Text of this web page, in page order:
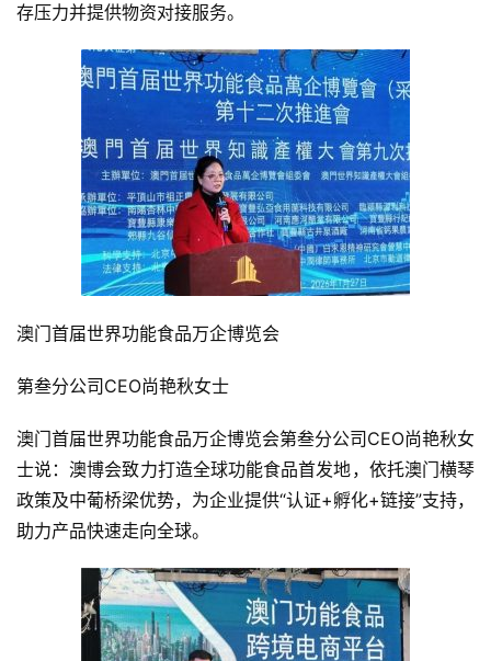
存压力并提供物资对接服务。
澳门首届世界功能食品万企博览会
第叁分公司CEO尚艳秋女士
澳门首届世界功能食品万企博览会第叁分公司CEO尚艳秋女
士说：澳博会致力打造全球功能食品首发地，依托澳门横琴
政策及中葡桥梁优势，为企业提供“认证+孵化+链接”支持，
助力产品快速走向全球。